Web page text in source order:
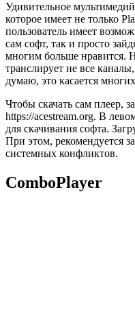
Удивительное
которое имеет не только
пользователь имеет
сам софт, так и просто
многим больше нравится.
транслирует не все
думаю, это касается
Чтобы скачать сам плеер,
https://acestream.org. В
для скачивания софта.
При этом, рекомендуется
системных конфликтов.
ComboPlayer